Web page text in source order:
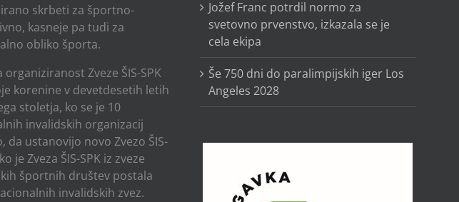
skrbeti za športno-
kasneje pa tudi za
obliko športa.
organiziranost Zveze ŠIS-SPK
korenine v devetdesetih letih
stoletja, ko se je 10
invalidskih organizacij
da ustanovijo novo Zvezo ŠIS-
je Zveza ŠIS-SPK iz zveze
športnih društev postala
invalidskih zvez.
Jožef Franc potrdil normo za
svetovno prvenstvo, izkazala se je
cela ekipa
Še 750 dni do paralimpijskih iger Los
Angeles 2028